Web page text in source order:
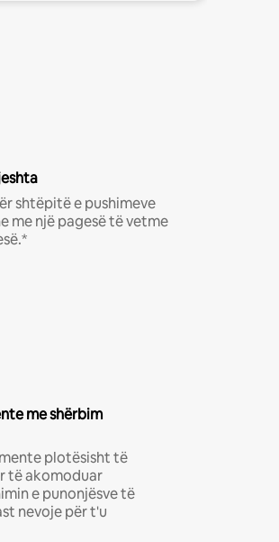
shtëpitë e pushimeve
me një pagesë të vetme
me shërbim
plotësisht të
të akomoduar
e punonjësve të
nevoje për t'u